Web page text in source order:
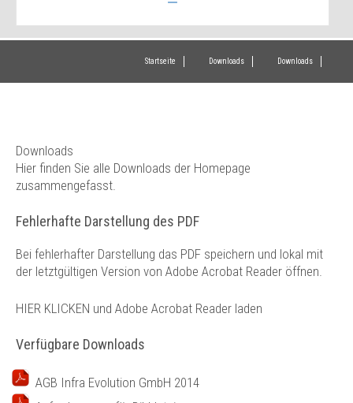
Kontakt
Startseite Downloads Downloads
Downloads
Hier finden Sie alle Downloads der Homepage
zusammengefasst.
Fehlerhafte Darstellung des PDF
Bei fehlerhafter Darstellung das PDF speichern und lokal mit
der letztgültigen Version von Adobe Acrobat Reader öffnen.
HIER KLICKEN und Adobe Acrobat Reader laden
Verfügbare Downloads
AGB Infra Evolution GmbH 2014